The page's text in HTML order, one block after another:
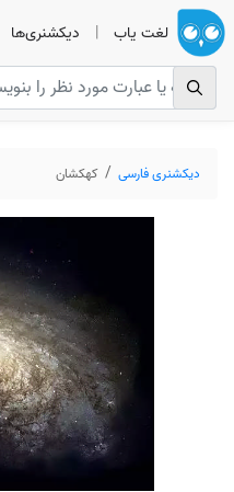
لغت یاب | دیکشنری‌ها
دیکشنری فارسی کهکشان